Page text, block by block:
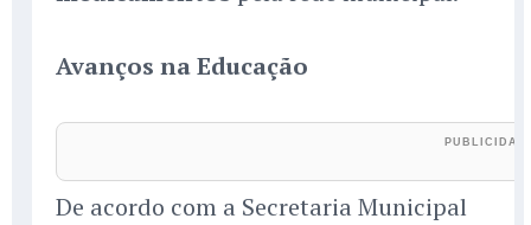
Avanços na Educação
De acordo com a Secretaria Municipal